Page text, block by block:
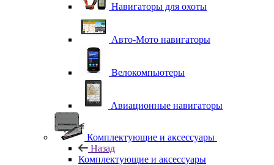
Навигаторы для охоты
Авто-Мото навигаторы
Велокомпьютеры
Авиационные навигаторы
Комплектующие и аксессуары
Назад
Комплектующие и аксессуары